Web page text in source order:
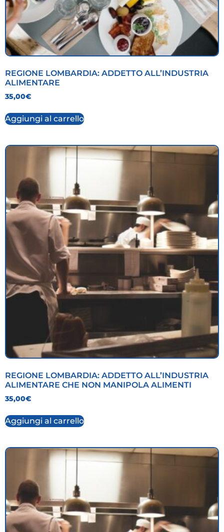
REGIONE LOMBARDIA: ADDETTO ALL’INDUSTRIA
ALIMENTARE
35,00€
Aggiungi al carrello
REGIONE LOMBARDIA: ADDETTO ALL’INDUSTRIA
ALIMENTARE CHE NON MANIPOLA ALIMENTI
35,00€
Aggiungi al carrello